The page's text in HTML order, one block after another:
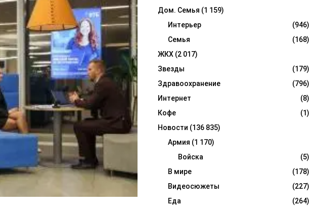
Дом. Семья (1 159)
Интерьер
(946)
Семья
(168)
ЖКХ (2 017)
Звезды
(179)
Здравоохранение
(796)
Интернет
(8)
Кофе
(1)
Новости (136 835)
Армия (1 170)
Войска
(5)
В мире
(178)
Видеосюжеты
(227)
Еда
(264)